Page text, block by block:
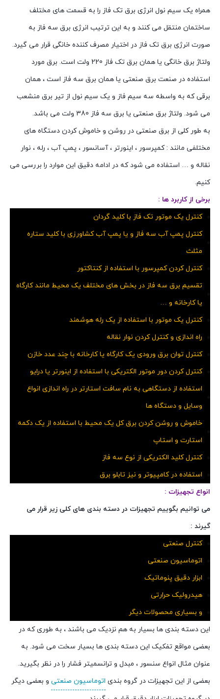
همراه یک سیم نول انرژی برق تک فاز را به قسمت های مختلف
ساختمان منتقل می کنند و به این ترتیب انرژی برق سه فاز به
صورت انرژی برق تک فاز در اختیار مصرف کننده خانگی قرار می گیرد.
ولتاژ برق خانگی یا همان برق تک فاز 220 ولت است. برق مورد
استفاده در صنعت برق صنعتی یا همان برق سه فاز است ، همان
برقی که به واسطه سه سیم فاز و یک سیم نول از تیر برق منشعب
می شود. ولتاژ برق صنعتی یا برق سه فاز 380 ولت می باشد.
به طور کلی از برق صنعتی در روشن و خاموش کردن دستگاه های
مختلفی مانند : کمپرسور ، اینورتر ، آسانسور ، پمپ آب ، رله ، نوار
نقاله و … استفاده می شود که در ادامه دقیق این موارد را بررسی می
کنیم.
برخی از کاربرد ها :
کنترل یک موتور تک فاز با کلید گردان
کنترل پمپ آب سه فاز و یا پمپ آب کشاورزی با کلید ستاره
مثلث
کنترل کردن کمپرسور با استفاده از کنتاکتور
تقسیم برق سه فاز در بخش های مختلف یک محیط مانند کارگاه
یا کارخانه و …
کنترل یک موتور با استفاده از یک رله هوشمند
راه اندازی و کنترل کردن نوار نقاله
کنترل توان برق ورودی یک کارگاه یا کارخانه با چند عدد خازن
کنترل کردن دور موتور الکتریکی با استفاده از اینورتر یا درایو
استفاده از دستگاهی به نام سافت استارتر در راه اندازی انواع
وسایل و دستگاه ها
خاموش و روشن کردن برق کل یک محیط با استفاده از یک دکمه
استارت و استاپ
کنترل کلید الکتریکی از نوع سه فاز
استفاده در کامپیوتر و نیز تابلو برق
انواع تجهیزات :
می توانیم بگوییم تجهیزات در دسته بندی های کلی زیر قرار می
گیرند :
کنترل صنعتی
اتوماسیون صنعتی
ابزار دقیق پنوماتیک
هیدرولیک حرارتی
و بسیاری محصولات دیگر
این دسته بندی ها بسیار به هم نزدیک می باشند ، به طوری که در
بعضی مواقع تفکیک این دسته بندی ها بسیار سخت می شود. به
عنوان مثال انواع سنسور ، مبدل و ترانسمیتر فشار را در نظر بگیرید.
بعضی از این تجهیزات در گروه بندی اتوماسیون صنعتی و بعضی دیگر